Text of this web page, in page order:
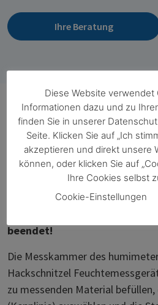
Ihre Beratung
Handhabung und
Der gesamte Messvorgang
2 Hackschnitzel
beendet!
Die Messkammer des
Hackschnitzel
zu messenden Material
Diese Website verwendet
Informationen dazu und zu
finden Sie in unserer
Seite. Klicken Sie auf „Ich
akzeptieren und direkt unsere
können, oder klicken Sie auf
Ihre Cookies selbst
Cookie-Einstellungen